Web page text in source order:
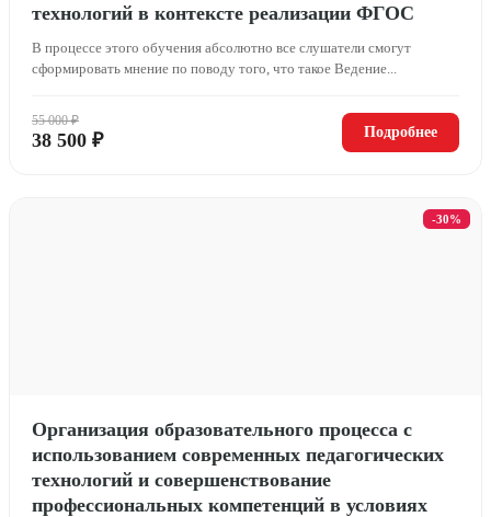
технологий в контексте реализации ФГОС
В процессе этого обучения абсолютно все слушатели смогут
сформировать мнение по поводу того, что такое Ведение...
55 000 ₽
38 500 ₽ Подробнее
-30%
Организация образовательного процесса с
использованием современных педагогических
технологий и совершенствование
профессиональных компетенций в условиях